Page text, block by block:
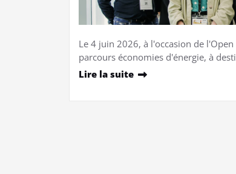
Le 4 juin 2026, à l'occasion de
parcours économies d'énergie, à
Lire la suite